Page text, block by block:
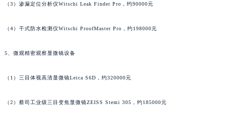
（3）渗漏定位分析仪Witschi Leak Finder Pro，约90000元
（4）干式防水检测仪Witschi ProofMaster Pro，约198000元
5、微观精密观察显微镜设备
（1）三目体视高清显微镜Leica S6D，约320000元
（2）蔡司工业级三目变焦显微镜ZEISS Stemi 305，约185000元